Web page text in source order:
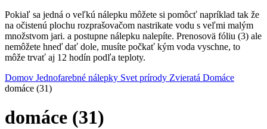
Pokiaľ sa jedná o veľkú nálepku môžete si pomôcť napríklad tak že
na očistenú plochu rozprašovačom nastrikate vodu s veľmi malým
množstvom jari. a postupne nálepku nalepíte. Prenosovä fóliu (3) ale
nemôžete hneď dať dole, musíte počkať kým voda vyschne, to
môže trvať aj 12 hodín podľa teploty.
Domov Jednofarebné nálepky Svet prírody Zvieratá Domáce
domáce (31)
domáce (31)